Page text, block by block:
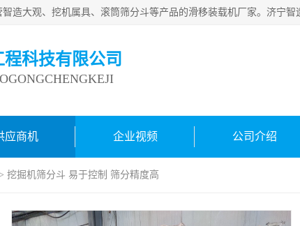
科技有限公司
应商机 企业视频 公司介绍
挖掘机筛分斗 易于控制 筛分精度高